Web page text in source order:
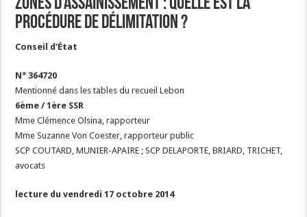
Zones d’assainissement : quelle est la
procédure de délimitation ?
Conseil d’État
N° 364720
Mentionné dans les tables du recueil Lebon
6ème / 1ère SSR
Mme Clémence Olsina, rapporteur
Mme Suzanne Von Coester, rapporteur public
SCP COUTARD, MUNIER-APAIRE ; SCP DELAPORTE, BRIARD, TRICHET,
avocats
lecture du vendredi 17 octobre 2014